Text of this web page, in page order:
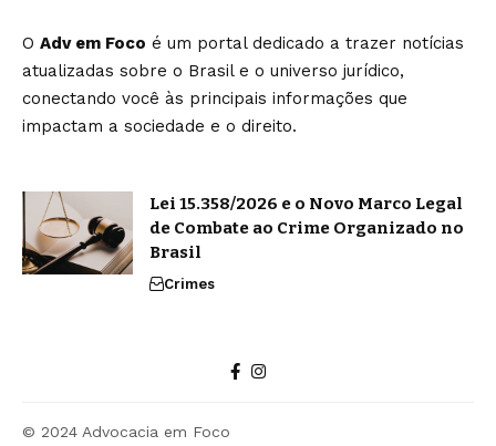
O Adv em Foco é um portal dedicado a trazer notícias
atualizadas sobre o Brasil e o universo jurídico,
conectando você às principais informações que
impactam a sociedade e o direito.
Lei 15.358/2026 e o Novo Marco Legal
de Combate ao Crime Organizado no
Brasil
Crimes
© 2024 Advocacia em Foco